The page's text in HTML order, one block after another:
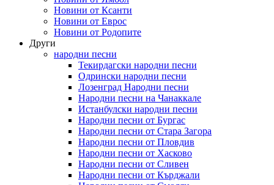
Новини от Ксанти
Новини от Еврос
Новини от Родопите
Други
народни песни
Текирдагски народни песни
Одрински народни песни
Лозенград Народни песни
Народни песни на Чанаккале
Истанбулски народни песни
Народни песни от Бургас
Народни песни от Стара Загора
Народни песни от Пловдив
Народни песни от Хасково
Народни песни от Сливен
Народни песни от Кърджали